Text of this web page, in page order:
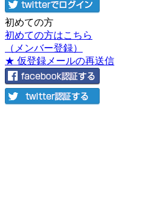
初めての方
初めての方はこちら
（メンバー登録）
★ 仮登録メールの再送信